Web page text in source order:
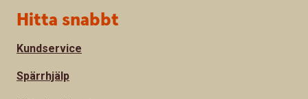
Sidfot
Hitta snabbt
Kundservice
Spärrhjälp